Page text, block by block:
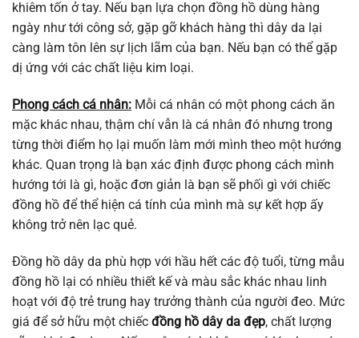
khiêm tốn ở tay. Nếu bạn lựa chọn đồng hồ dùng hàng
ngày như tới công sở, gặp gỡ khách hàng thì dây da lại
càng làm tôn lên sự lịch lãm của bạn. Nếu bạn có thể gặp
dị ứng với các chất liệu kim loại.
Phong cách cá nhân: Mỗi cá nhân có một phong cách ăn
mặc khác nhau, thậm chí vẫn là cá nhân đó nhưng trong
từng thời điểm họ lại muốn làm mới mình theo một hướng
khác. Quan trọng là bạn xác định được phong cách mình
hướng tới là gì, hoặc đơn giản là bạn sẽ phối gì với chiếc
đồng hồ để thể hiện cá tính của mình mà sự kết hợp ấy
không trở nên lạc quẻ.
Đồng hồ dây da phù hợp với hầu hết các độ tuổi, từng mẫu
đồng hồ lại có nhiều thiết kế và màu sắc khác nhau linh
hoạt với độ trẻ trung hay trưởng thành của người đeo. Mức
giá để sở hữu một chiếc đồng hồ dây da đẹp, chất lượng